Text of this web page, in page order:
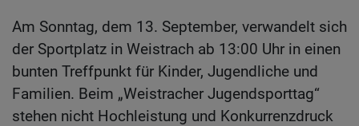
Am Sonntag, dem 13. September, verwandelt sich
der Sportplatz in Weistrach ab 13:00 Uhr in einen
bunten Treffpunkt für Kinder, Jugendliche und
Familien. Beim „Weistracher Jugendsporttag“
stehen nicht Hochleistung und Konkurrenzdruck